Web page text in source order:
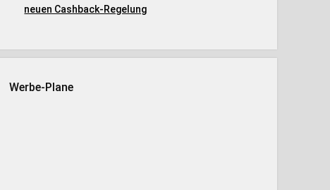
neuen Cashback-Regelung
Werbe-Plane